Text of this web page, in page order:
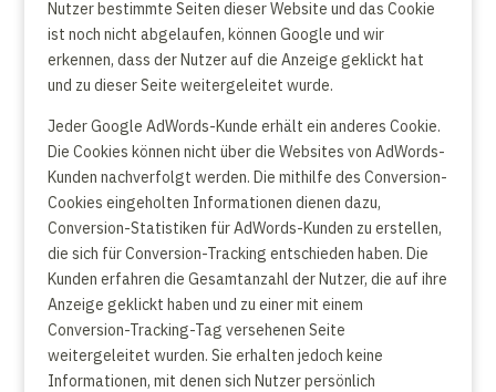
Nutzer bestimmte Seiten dieser Website und das Cookie
ist noch nicht abgelaufen, können Google und wir
erkennen, dass der Nutzer auf die Anzeige geklickt hat
und zu dieser Seite weitergeleitet wurde.
Jeder Google AdWords-Kunde erhält ein anderes Cookie.
Die Cookies können nicht über die Websites von AdWords-
Kunden nachverfolgt werden. Die mithilfe des Conversion-
Cookies eingeholten Informationen dienen dazu,
Conversion-Statistiken für AdWords-Kunden zu erstellen,
die sich für Conversion-Tracking entschieden haben. Die
Kunden erfahren die Gesamtanzahl der Nutzer, die auf ihre
Anzeige geklickt haben und zu einer mit einem
Conversion-Tracking-Tag versehenen Seite
weitergeleitet wurden. Sie erhalten jedoch keine
Informationen, mit denen sich Nutzer persönlich